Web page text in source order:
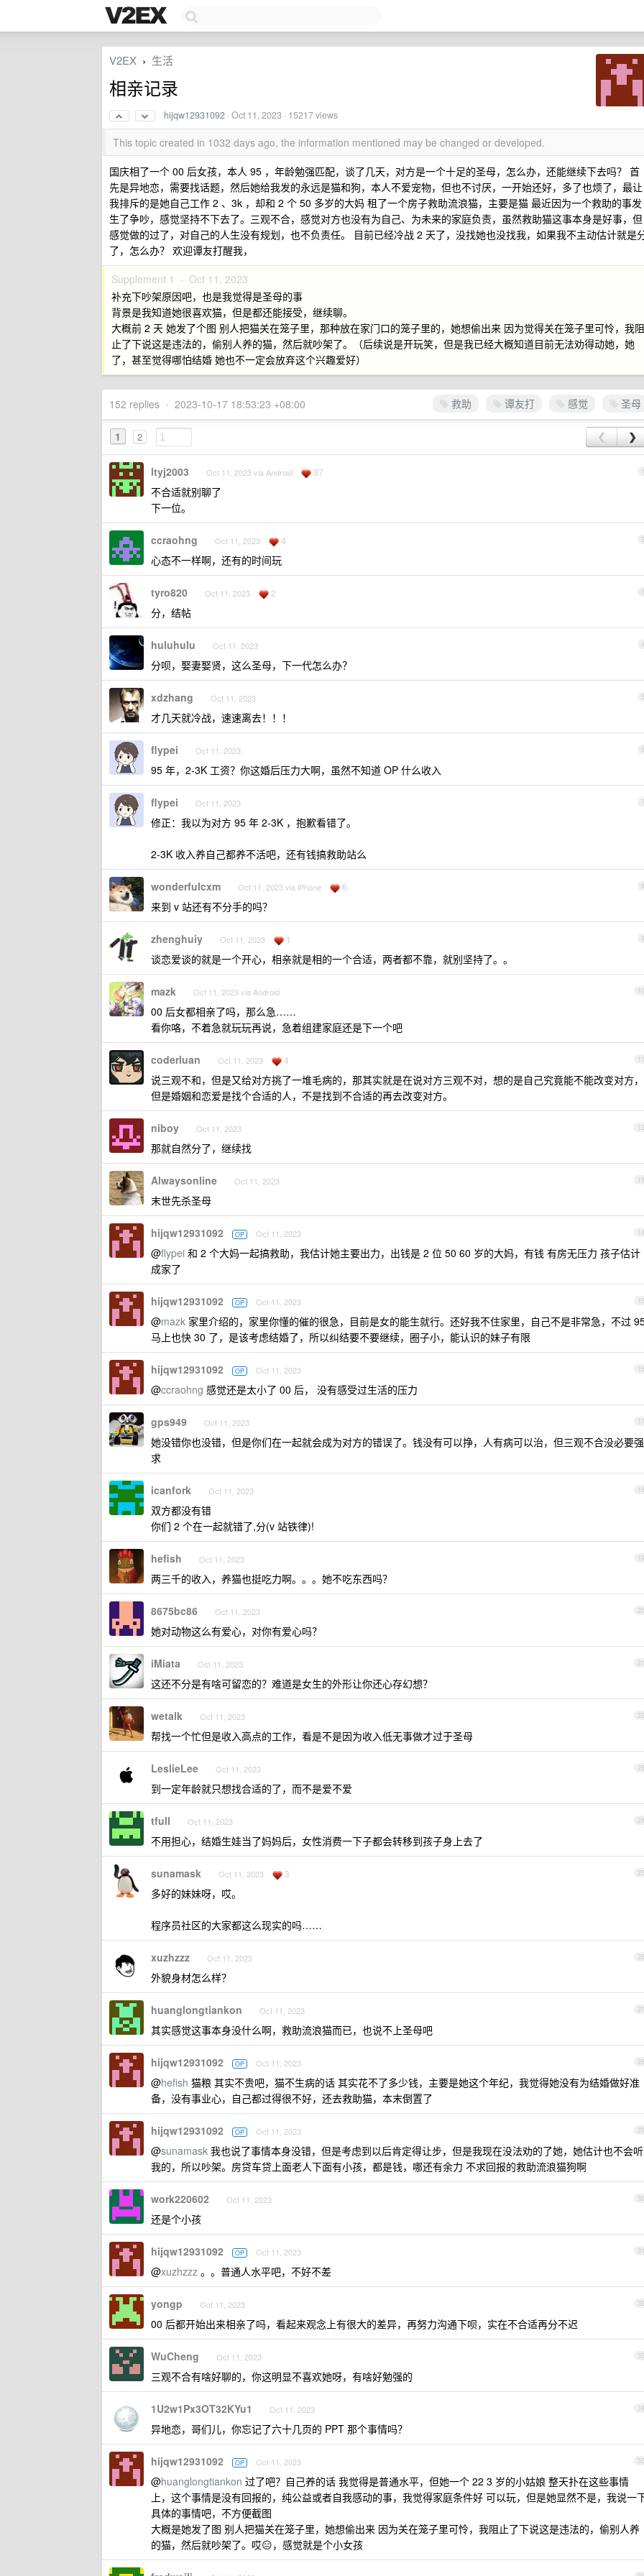
V2EX › 生活
相亲记录
hijqw12931092 ·Oct 11, 2023 · 15217 views
This topic created in 1032 days ago, the information mentioned may be changed or developed.
国庆相了一个 00 后女孩，本人 95 ，年龄勉强匹配，谈了几天，对方是一个十足的圣母，怎么办，还能继续下去吗？ 首
先是异地恋，需要找话题，然后她给我发的永远是猫和狗，本人不爱宠物，但也不讨厌，一开始还好，多了也烦了，最让
我排斥的是她自己工作 2 、3k ，却和 2 个 50 多岁的大妈 租了一个房子救助流浪猫，主要是猫 最近因为一个救助的事发
生了争吵，感觉坚持不下去了。三观不合，感觉对方也没有为自己、为未来的家庭负责，虽然救助猫这事本身是好事，但
感觉做的过了，对自己的人生没有规划，也不负责任。 目前已经冷战 2 天了，没找她也没找我，如果我不主动估计就是
了，怎么办？ 欢迎谭友打醒我，
Supplement 1 · Oct 11, 2023
补充下吵架原因吧，也是我觉得是圣母的事
背景是我知道她很喜欢猫，但是都还能接受，继续聊。
大概前 2 天 她发了个图 别人把猫关在笼子里，那种放在家门口的笼子里的，她想偷出来 因为觉得关在笼子里可怜，我阻
止了下说这是违法的，偷别人养的猫，然后就吵架了。（后续说是开玩笑，但是我已经大概知道目前无法劝得动她，她
了，甚至觉得哪怕结婚 她也不一定会放弃这个兴趣爱好）
救助 谭友打 感觉 圣母
152 replies • 2023-10-17 18:53:23 +08:00
1 2 ❮ ❯
1
ltyj2003 Oct 11, 2023 via Android 37
不合适就别聊了
下一位。
2
ccraohng Oct 11, 2023 4
心态不一样啊，还有的时间玩
3
tyro820 Oct 11, 2023 2
分，结帖
4
huluhulu Oct 11, 2023
分呗，娶妻娶贤，这么圣母，下一代怎么办？
5
xdzhang Oct 11, 2023
才几天就冷战，速速离去！！！
6
flypei Oct 11, 2023
95 年，2-3K 工资？你这婚后压力大啊，虽然不知道 OP 什么收入
7
flypei Oct 11, 2023
修正：我以为对方 95 年 2-3K ，抱歉看错了。
2-3K 收入养自己都养不活吧，还有钱搞救助站么
8
wonderfulcxm Oct 11, 2023 via iPhone 6
来到 v 站还有不分手的吗？
9
zhenghuiy Oct 11, 2023 1
谈恋爱谈的就是一个开心，相亲就是相的一个合适，两者都不靠，就别坚持了。。
10
mazk Oct 11, 2023 via Android
00 后女都相亲了吗，那么急……
看你咯，不着急就玩玩再说，急着组建家庭还是下一个吧
11
coderluan Oct 11, 2023 4
说三观不和，但是又给对方挑了一堆毛病的，那其实就是在说对方三观不对，想的是自己究竟能不能改变对方，
但是婚姻和恋爱是找个合适的人，不是找到不合适的再去改变对方。
12
niboy Oct 11, 2023
那就自然分了，继续找
13
Alwaysonline Oct 11, 2023
末世先杀圣母
14
hijqw12931092 OP Oct 11, 2023
@flypei 和 2 个大妈一起搞救助，我估计她主要出力，出钱是 2 位 50 60 岁的大妈，有钱 有房无压力 孩子估计
成家了
15
hijqw12931092 OP Oct 11, 2023
@mazk 家里介绍的，家里你懂的催的很急，目前是女的能生就行。还好我不住家里，自己不是非常急，不过
马上也快 30 了，是该考虑结婚了，所以纠结要不要继续，圈子小，能认识的妹子有限
16
hijqw12931092 OP Oct 11, 2023
@ccraohng 感觉还是太小了 00 后， 没有感受过生活的压力
17
gps949 Oct 11, 2023
她没错你也没错，但是你们在一起就会成为对方的错误了。钱没有可以挣，人有病可以治，但三观不合没必要强
求
18
icanfork Oct 11, 2023
双方都没有错
你们 2 个在一起就错了,分(v 站铁律)!
19
hefish Oct 11, 2023
两三千的收入，养猫也挺吃力啊。。。她不吃东西吗？
20
8675bc86 Oct 11, 2023
她对动物这么有爱心，对你有爱心吗？
21
iMiata Oct 11, 2023
这还不分是有啥可留恋的？难道是女生的外形让你还心存幻想？
22
wetalk Oct 11, 2023
帮找一个忙但是收入高点的工作，看是不是因为收入低无事做才过于圣母
23
LeslieLee Oct 11, 2023
到一定年龄就只想找合适的了，而不是爱不爱
24
tfull Oct 11, 2023
不用担心，结婚生娃当了妈妈后，女性消费一下子都会转移到孩子身上去了
25
sunamask Oct 11, 2023 3
多好的妹妹呀，哎。
程序员社区的大家都这么现实的吗……
26
xuzhzzz Oct 11, 2023
外貌身材怎么样？
27
huanglongtiankon Oct 11, 2023
其实感觉这事本身没什么啊，救助流浪猫而已，也说不上圣母吧
28
hijqw12931092 OP Oct 11, 2023
@hefish 猫粮 其实不贵吧，猫不生病的话 其实花不了多少钱，主要是她这个年纪，我觉得她没有为结婚做好准
备，没有事业心，自己都过得很不好，还去救助猫，本末倒置了
29
hijqw12931092 OP Oct 11, 2023
@sunamask 我也说了事情本身没错，但是考虑到以后肯定得让步，但是我现在没法劝的了她，她估计也不会听
我的，所以吵架。房贷车贷上面老人下面有小孩，都是钱，哪还有余力 不求回报的救助流浪猫狗啊
30
work220602 Oct 11, 2023
还是个小孩
31
hijqw12931092 OP Oct 11, 2023
@xuzhzzz 。。普通人水平吧，不好不差
32
yongp Oct 11, 2023
00 后都开始出来相亲了吗，看起来观念上有很大的差异，再努力沟通下呗，实在不合适再分不迟
33
WuCheng Oct 11, 2023
三观不合有啥好聊的，你这明显不喜欢她呀，有啥好勉强的
34
1U2w1Px3OT32KYu1 Oct 11, 2023
异地恋，哥们儿，你忘记了六十几页的 PPT 那个事情吗？
35
hijqw12931092 OP Oct 11, 2023
@huanglongtiankon 过了吧？自己养的话 我觉得是普通水平，但她一个 22 3 岁的小姑娘 整天扑在这些事情
上，这个事情是没有回报的，纯公益或者自我感动的事，我觉得家庭条件好 可以玩，但是她显然不是，我说一
具体的事情吧，不方便截图
大概是她发了图 别人把猫关在笼子里，她想偷出来 因为关在笼子里可怜，我阻止了下说这是违法的，偷别人养
的猫，然后就吵架了。哎😑，感觉就是个小女孩